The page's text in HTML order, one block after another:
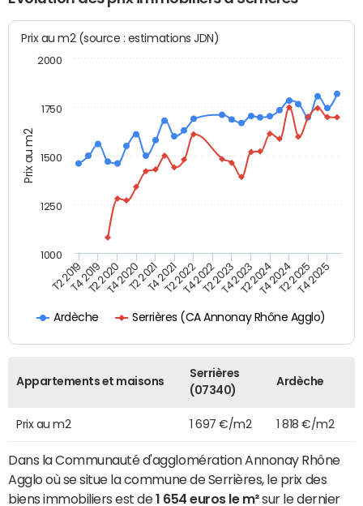
Prix au m2
Prix au m2 (source : estimations JDN)
Ardèche Serrières (CA Annonay Rhône Agglo)
T2 2019T4 2019T2 2020T4 2020T2 2021T4 2021T2 2022T4 2022T2 2023T4 2023T2 2024T4 2024T2 2025T4 2025
1000
2000
1250
1500
1750
Appartements et maisons
Serrières
(07340)
Ardèche
Prix au m2 1 697 €/m2 1 818 €/m2
Dans la Communauté d'agglomération Annonay Rhône
Agglo où se situe la commune de Serrières, le prix des
biens immobiliers est de1 654 euros le m²sur le dernier